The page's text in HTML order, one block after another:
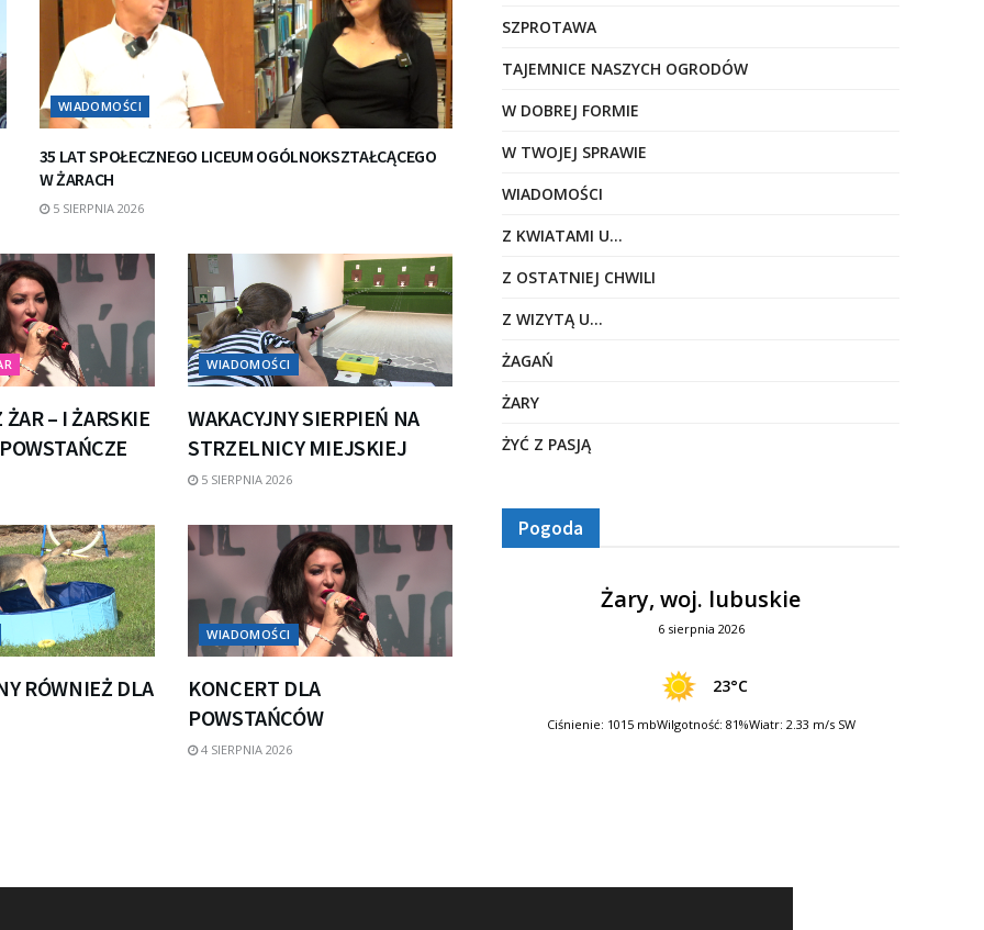
WIADOMOŚCI
35 LAT SPOŁECZNEGO LICEUM OGÓLNOKSZTAŁCĄCEGO
W ŻARACH
5 SIERPNIA 2026
– I ŻARSKIE
WIADOMOŚCI
WAKACYJNY SIERPIEŃ NA
STRZELNICY MIEJSKIEJ
5 SIERPNIA 2026
RÓWNIEŻ DLA
WIADOMOŚCI
KONCERT DLA
POWSTAŃCÓW
4 SIERPNIA 2026
SZPROTAWA
TAJEMNICE NASZYCH OGRODÓW
W DOBREJ FORMIE
W TWOJEJ SPRAWIE
WIADOMOŚCI
Z KWIATAMI U…
Z OSTATNIEJ CHWILI
Z WIZYTĄ U…
ŻAGAŃ
ŻARY
ŻYĆ Z PASJĄ
Pogoda
Żary, woj. lubuskie
6 sierpnia 2026
23°C
Ciśnienie: 1015 mbWilgotność: 81%Wiatr: 2.33 m/s SW